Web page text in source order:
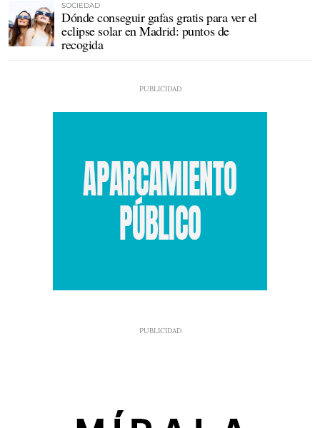
SOCIEDAD
Dónde conseguir gafas gratis para ver el
eclipse solar en Madrid: puntos de
recogida